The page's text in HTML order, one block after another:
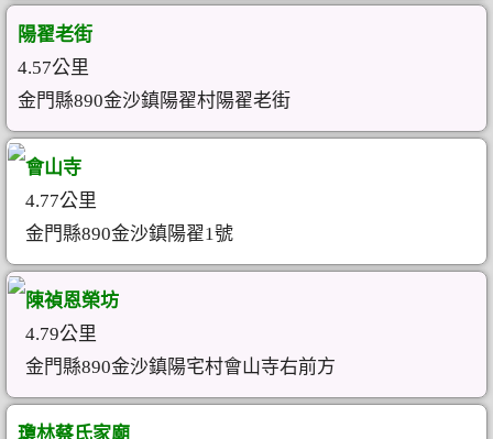
陽翟老街
4.57公里
金門縣890金沙鎮陽翟村陽翟老街
會山寺
4.77公里
金門縣890金沙鎮陽翟1號
陳禎恩榮坊
4.79公里
金門縣890金沙鎮陽宅村會山寺右前方
瓊林蔡氏家廟